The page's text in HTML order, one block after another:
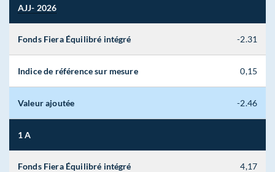
AJJ- 2026
Fonds Fiera Équilibré intégré -2.31
Indice de référence sur mesure 0,15
Valeur ajoutée -2.46
1 A
Fonds Fiera Équilibré intégré 4,17